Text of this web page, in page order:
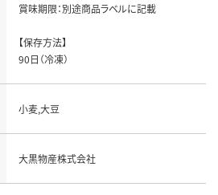
賞味期限：別途商品ラベルに記載
【保存方法】
90日（冷凍）
小麦,大豆
大黒物産株式会社